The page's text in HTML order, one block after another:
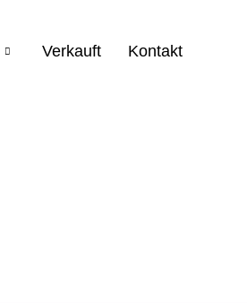
Verkauft Kontakt